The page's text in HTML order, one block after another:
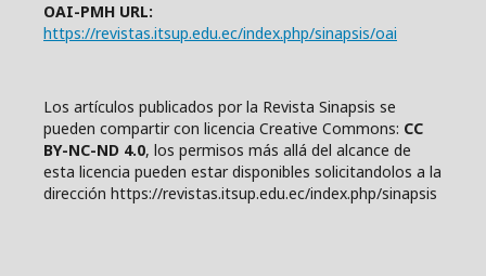
OAI-PMH URL:
https://revistas.itsup.edu.ec/index.php/sinapsis/oai
Los artículos publicados por la Revista Sinapsis se
pueden compartir con licencia Creative Commons: CC
BY-NC-ND 4.0, los permisos más allá del alcance de
esta licencia pueden estar disponibles solicitandolos a la
dirección https://revistas.itsup.edu.ec/index.php/sinapsis